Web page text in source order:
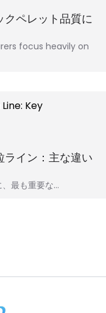
クペレット品質に
focus heavily on
ライン：主な違い
最も重要な…